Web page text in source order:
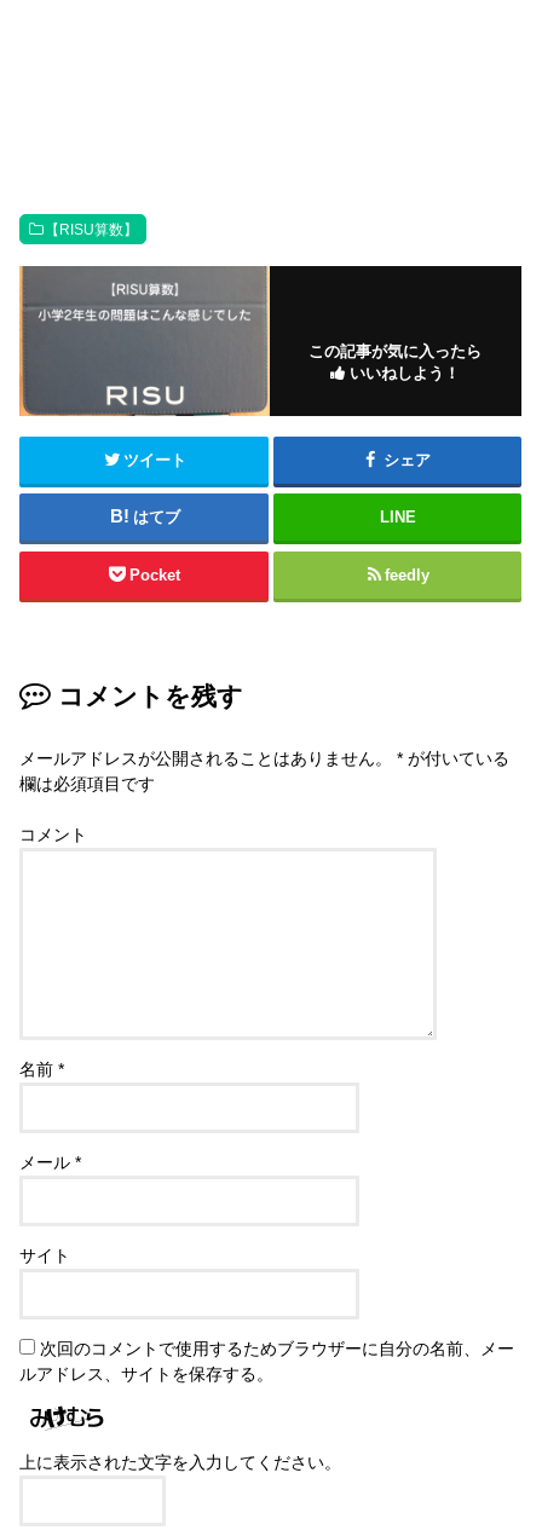
【RISU算数】
この記事が気に入ったら
いいねしよう！
ツイート シェア
はてブ LINE
Pocket feedly
コメントを残す
メールアドレスが公開されることはありません。 * が付いている
欄は必須項目です
コメント
名前*
メール*
サイト
次回のコメントで使用するためブラウザーに自分の名前、メー
ルアドレス、サイトを保存する。
上に表示された文字を入力してください。